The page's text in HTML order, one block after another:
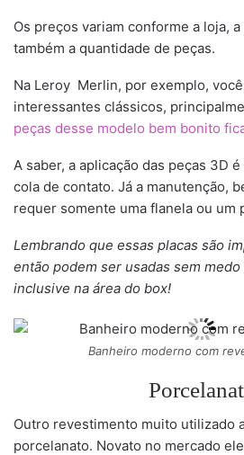
Os preços variam conforme a loja,
também a quantidade de peças.
Na Leroy Merlin, por exemplo,
interessantes clássicos,
peças desse modelo bem bonito
A saber, a aplicação das peças 3D
cola de contato. Já a manutenção,
requer somente uma flanela ou um
Lembrando que essas placas são
então podem ser usadas sem
inclusive na área do box!
Banheiro moderno com
Outro revestimento muito utilizado
porcelanato. Novato no mercado